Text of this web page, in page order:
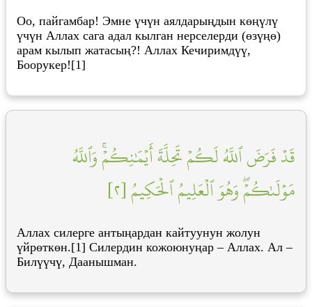
Оо, пайгамбар! Эмне үчүн аялдарыңдын көңүлү
үчүн Аллах сага адал кылган нерселерди (өзүңө)
арам кылып жатасың?! Аллах Кечиримдүү,
Боорукер![1]
قَدۡ فَرَضَ ٱللَّهُ لَكُمۡ تَحِلَّةَ أَيۡمَٰنِكُمۡۚ وَٱللَّهُ
مَوۡلَىٰكُمۡۖ وَهُوَ ٱلۡعَلِيمُ ٱلۡحَكِيمُ [٢]
Аллах силерге антыңардан кайтуунун жолун
үйрөткөн.[1] Силердин кожоюнуңар – Аллах. Ал –
Билүүчү, Даанышман.